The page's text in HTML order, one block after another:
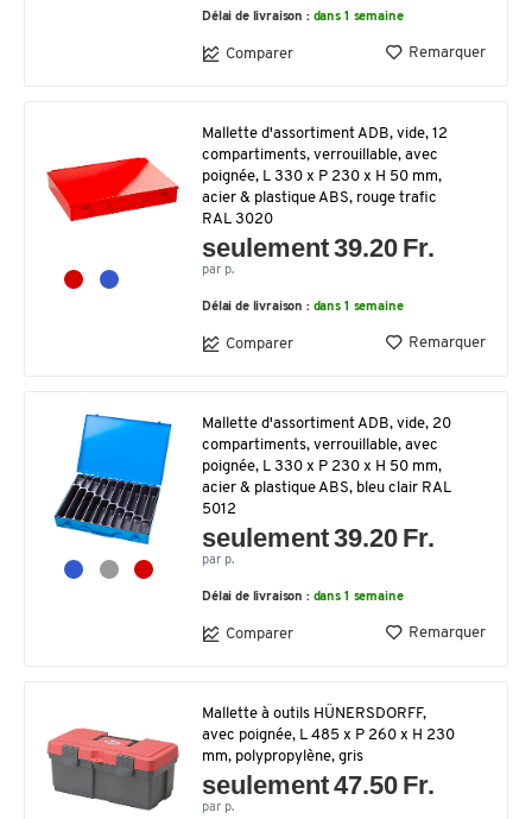
Délai de livraison : dans 1 semaine
Comparer Remarquer
Mallette d'assortiment ADB, vide, 12
compartiments, verrouillable, avec
poignée, L 330 x P 230 x H 50 mm,
acier & plastique ABS, rouge trafic
RAL 3020
seulement 39.20 Fr.
par p.
Délai de livraison : dans 1 semaine
Comparer Remarquer
Mallette d'assortiment ADB, vide, 20
compartiments, verrouillable, avec
poignée, L 330 x P 230 x H 50 mm,
acier & plastique ABS, bleu clair RAL
5012
seulement 39.20 Fr.
par p.
Délai de livraison : dans 1 semaine
Comparer Remarquer
Mallette à outils HÜNERSDORFF,
avec poignée, L 485 x P 260 x H 230
mm, polypropylène, gris
seulement 47.50 Fr.
par p.